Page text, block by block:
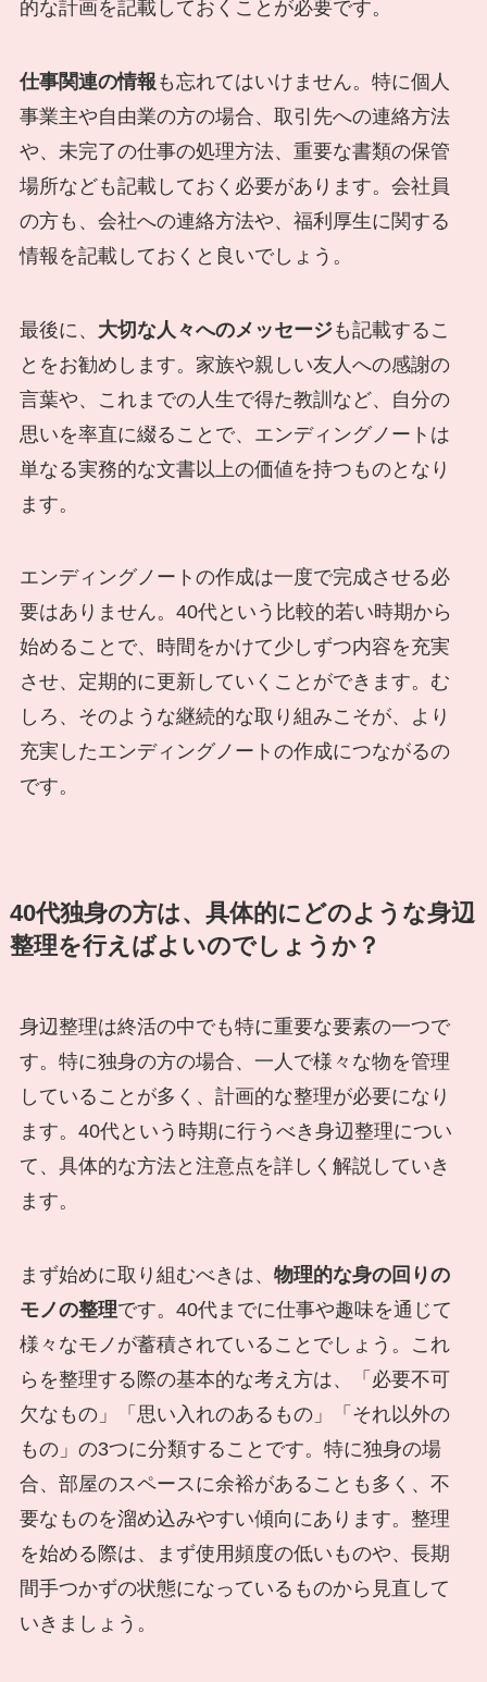
的な計画を記載しておくことが必要です。
仕事関連の情報 も忘れてはいけません。特に個人
事業主や自由業の方の場合、取引先への連絡方法
や、未完了の仕事の処理方法、重要な書類の保管
場所なども記載しておく必要があります。会社員
の方も、会社への連絡方法や、福利厚生に関する
情報を記載しておくと良いでしょう。
最後に、 大切な人々へのメッセージも記載するこ
とをお勧めします。家族や親しい友人への感謝の
言葉や、これまでの人生で得た教訓など、自分の
思いを率直に綴ることで、エンディングノートは
単なる実務的な文書以上の価値を持つものとなり
ます。
エンディングノートの作成は一度で完成させる必
要はありません。40代という比較的若い時期から
始めることで、時間をかけて少しずつ内容を充実
させ、定期的に更新していくことができます。む
しろ、そのような継続的な取り組みこそが、より
充実したエンディングノートの作成につながるの
です。
40代独身の方は、具体的にどのような身辺
整理を行えばよいのでしょうか？
身辺整理は終活の中でも特に重要な要素の一つで
す。特に独身の方の場合、一人で様々な物を管理
していることが多く、計画的な整理が必要になり
ます。40代という時期に行うべき身辺整理につい
て、具体的な方法と注意点を詳しく解説していき
ます。
まず始めに取り組むべきは、 物理的な身の回りの
モノの整理です。40代までに仕事や趣味を通じて
様々なモノが蓄積されていることでしょう。これ
らを整理する際の基本的な考え方は、「必要不可
欠なもの」「思い入れのあるもの」「それ以外の
もの」の3つに分類することです。特に独身の場
合、部屋のスペースに余裕があることも多く、不
要なものを溜め込みやすい傾向にあります。整理
を始める際は、まず使用頻度の低いものや、長期
間手つかずの状態になっているものから見直して
いきましょう。